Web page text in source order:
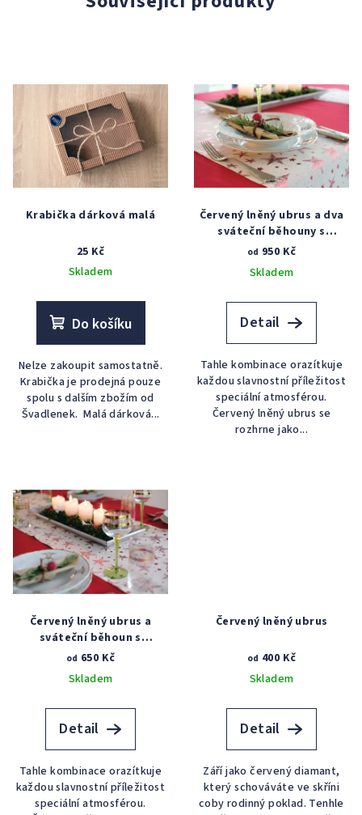
Krabička dárková malá
25 Kč
Skladem
Do košíku
Nelze zakoupit samostatně.
Krabička je prodejná pouze
spolu s dalším zbožím od
Švadlenek. Malá dárková...
Červený lněný ubrus a dva
sváteční běhouny s
červenými hvězdami
od 950 Kč
Skladem
Detail
Tahle kombinace orazítkuje
každou slavnostní příležitost
speciální atmosférou.
Červený lněný ubrus se
rozhrne jako...
Červený lněný ubrus a
sváteční běhoun s
červenými hvězdami
od 650 Kč
Skladem
Detail
Tahle kombinace orazítkuje
každou slavnostní příležitost
speciální atmosférou.
Červený lněný ubrus
od 400 Kč
Skladem
Detail
Září jako červený diamant,
který schováváte ve skříni
coby rodinný poklad. Tenhle